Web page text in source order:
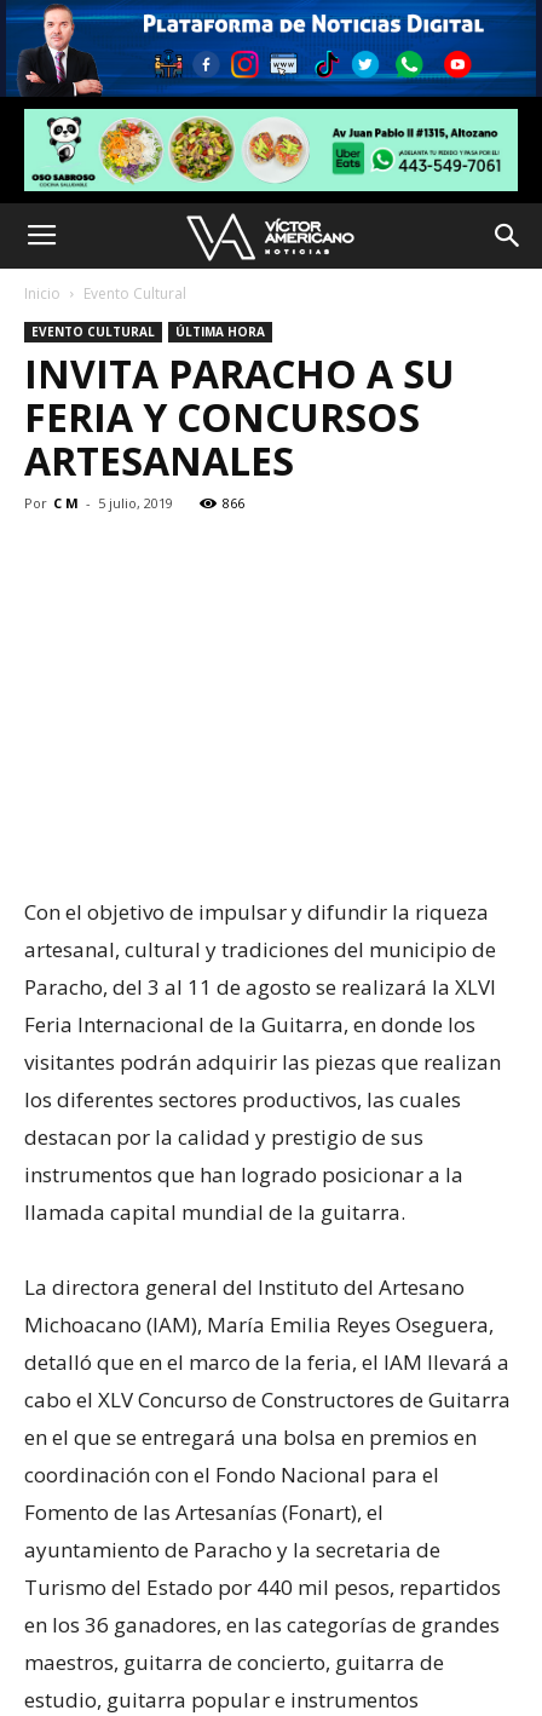
Inicio Evento Cultural
EVENTO CULTURAL ÚLTIMA HORA
INVITA PARACHO A SU
FERIA Y CONCURSOS
ARTESANALES
Por C M - 5 julio, 2019 866
Con el objetivo de impulsar y difundir la riqueza
artesanal, cultural y tradiciones del municipio de
Paracho, del 3 al 11 de agosto se realizará la XLVI
Feria Internacional de la Guitarra, en donde los
visitantes podrán adquirir las piezas que realizan
los diferentes sectores productivos, las cuales
destacan por la calidad y prestigio de sus
instrumentos que han logrado posicionar a la
llamada capital mundial de la guitarra.
La directora general del Instituto del Artesano
Michoacano (IAM), María Emilia Reyes Oseguera,
detalló que en el marco de la feria, el IAM llevará a
cabo el XLV Concurso de Constructores de Guitarra
en el que se entregará una bolsa en premios en
coordinación con el Fondo Nacional para el
Fomento de las Artesanías (Fonart), el
ayuntamiento de Paracho y la secretaria de
Turismo del Estado por 440 mil pesos, repartidos
en los 36 ganadores, en las categorías de grandes
maestros, guitarra de concierto, guitarra de
estudio, guitarra popular e instrumentos